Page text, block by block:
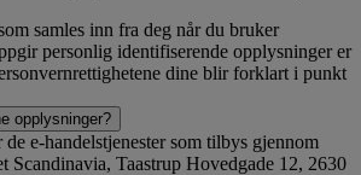
samles inn fra deg når du bruker
personlig identifiserende opplysninger er
dine blir forklart i punkt
opplysninger?
e-handelstjenester som tilbys gjennom
Scandinavia, Taastrup Hovedgade 12, 2630